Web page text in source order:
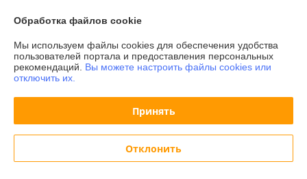
Контакты
Сегодня работает с 08:00 до 20:00
Показать весь график работы
Отзывы о магазине
У компании пока нет отзывов, добавьте первый
О нас
Обработка файлов cookie
Мы используем файлы cookies для обеспечения удобства
пользователей портала и предоставления персональных
рекомендаций. Вы можете настроить файлы cookies или
отключить их.
Принять
Отклонить